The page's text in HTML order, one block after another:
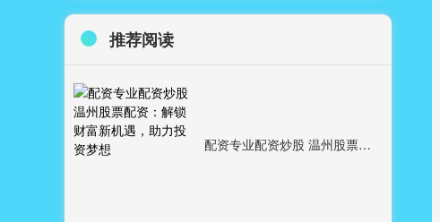
推荐阅读
配资专业配资炒股 温州股票配资：解锁财富新机遇，助力投资梦想